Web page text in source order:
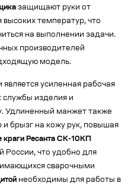
защищают руки от
температур, что
на выполнении задачи.
производителей
модель.
усиленная рабочая
службы изделия и
Удлиненный манжет также
брызг на кожу рук, повышая
краги Ресанта СК-10КП
России, что удобно для
сварочными
необходимы для работы в